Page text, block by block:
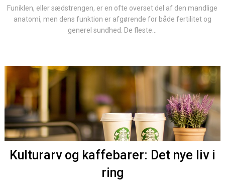
Funiklen, eller sædstrengen, er en ofte overset del af den mandlige
anatomi, men dens funktion er afgørende for både fertilitet og
generel sundhed. De fleste...
Kulturarv og kaffebarer: Det nye liv i
ring